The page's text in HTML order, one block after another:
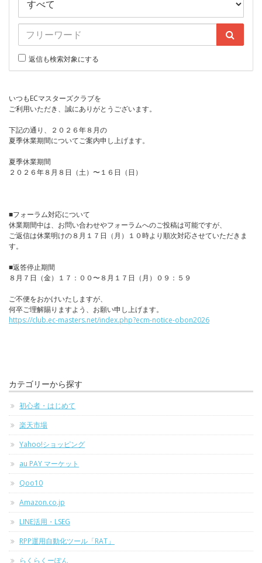
返信も検索対象にする
いつもECマスターズクラブを
ご利用いただき、誠にありがとうございます。
下記の通り、２０２６年８月の
夏季休業期間についてご案内申し上げます。
夏季休業期間
２０２６年８月８日（土）〜１６日（日）
■フォーラム対応について
休業期間中は、お問い合わせやフォーラムへのご投稿は可能ですが、
ご返信は休業明けの８月１７日（月）１０時より順次対応させていただきま
す。
■返答停止期間
８月７日（金）１７：００〜８月１７日（月）０９：５９
ご不便をおかけいたしますが、
何卒ご理解賜りますよう、お願い申し上げます。
https://club.ec-masters.net/index.php?ecm-notice-obon2026
カテゴリーから探す
初心者・はじめて
楽天市場
Yahoo!ショッピング
au PAY マーケット
Qoo10
Amazon.co.jp
LINE活用・LSEG
RPP運用自動化ツール「RAT」
らくらくーぽん